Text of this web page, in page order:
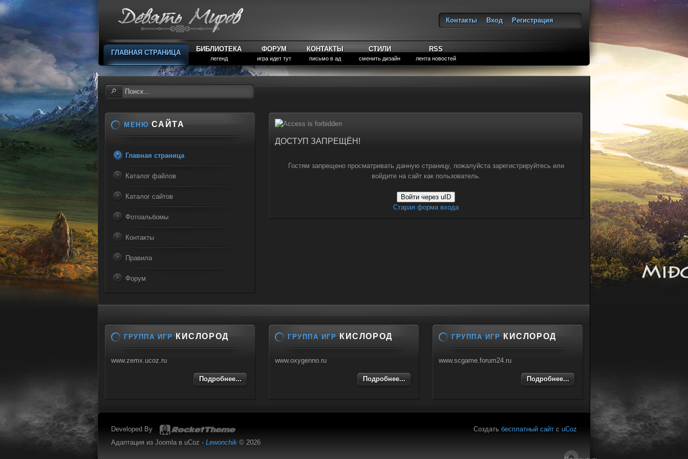
Контакты Вход
Регистрация
ГЛАВНАЯ СТРАНИЦА БИБЛИОТЕКА
легенд
ФОРУМ
игра идет тут
КОНТАКТЫ
письмо в ад
СТИЛИ
сменить дизайн
RSS
лента новостей
ДОСТУП ЗАПРЕЩЁН!
Гостям запрещено просматривать данную страницу, пожалуйста зарегистрируйтесь или
войдите на сайт как пользователь.
Войти через uID
Старая форма входа
МЕНЮ САЙТА
Главная страница
Каталог файлов
Каталог сайтов
Фотоальбомы
Контакты
Правила
Форум
ГРУППА ИГР КИСЛОРОД
www.zemx.ucoz.ru
Подробнее...
ГРУППА ИГР КИСЛОРОД
www.oxygenno.ru
Подробнее...
ГРУППА ИГР КИСЛОРОД
www.scgame.forum24.ru
Подробнее...
Developed By Создать бесплатный сайт с uCoz
Адаптация из Joomla в uCoz - Lewonchik © 2026